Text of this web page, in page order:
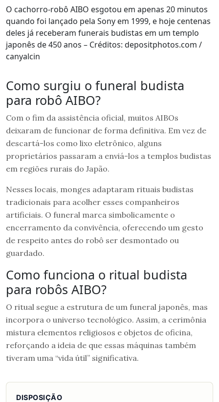
O cachorro-robô AIBO esgotou em apenas 20 minutos
quando foi lançado pela Sony em 1999, e hoje centenas
deles já receberam funerais budistas em um templo
japonês de 450 anos – Créditos: depositphotos.com /
canyalcin
Como surgiu o funeral budista
para robô AIBO?
Com o fim da assistência oficial, muitos AIBOs
deixaram de funcionar de forma definitiva. Em vez de
descartá-los como lixo eletrônico, alguns
proprietários passaram a enviá-los a templos budistas
em regiões rurais do Japão.
Nesses locais, monges adaptaram rituais budistas
tradicionais para acolher esses companheiros
artificiais. O funeral marca simbolicamente o
encerramento da convivência, oferecendo um gesto
de respeito antes do robô ser desmontado ou
guardado.
Como funciona o ritual budista
para robôs AIBO?
O ritual segue a estrutura de um funeral japonês, mas
incorpora o universo tecnológico. Assim, a cerimônia
mistura elementos religiosos e objetos de oficina,
reforçando a ideia de que essas máquinas também
tiveram uma “vida útil” significativa.
DISPOSIÇÃO